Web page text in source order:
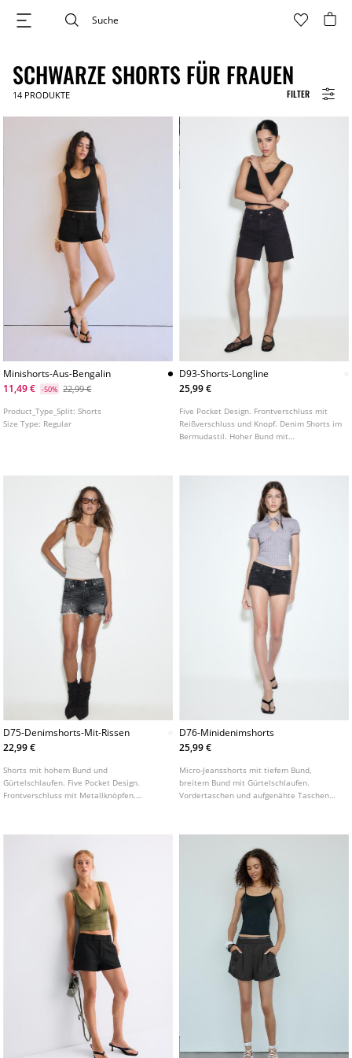
FILTER
SCHWARZE SHORTS FÜR FRAUEN
14 PRODUKTE
Minishorts-Aus-Bengalin
11,49 €
-50% 22,99 €
Product_Type_Split:Shorts
Size Type: Regular
D93-Shorts-Longline
25,99 €
Five Pocket Design. Frontverschluss mit
Reißverschluss und Knopf. Denim Shorts im
Bermudastil. Hoher Bund mit
Farben erhältlich.
D75-Denimshorts-Mit-Rissen
22,99 €
Shorts mit hohem Bund und
Gürtelschlaufen. Five Pocket Design.
Frontverschluss mit Metallknöpfen.
erhältlich.
D76-Minidenimshorts
25,99 €
Micro-Jeansshorts mit tiefem Bund,
breitem Bund mit Gürtelschlaufen.
Vordertaschen und aufgenähte Taschen
doppelten Metallknöpfen. In
verschiedenen Farben erhältlich.